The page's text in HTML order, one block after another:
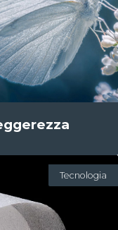
Tecnologia